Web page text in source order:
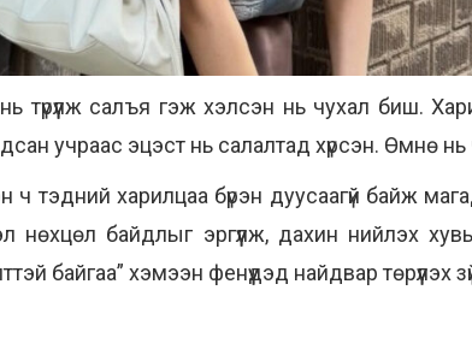
түрүүлж салъя гэж хэлсэн нь чухал биш.
учраас эцэст нь салалтад хүрсэн. Өмнө
ч тэдний харилцаа бүрэн дуусаагүй байж
нөхцөл байдлыг эргүүлж, дахин нийлэх
байгаа” хэмээн фенүүдэд найдвар төрүүлэх